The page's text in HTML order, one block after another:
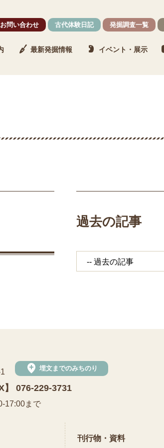
お問い合わせ 古代体験日記 発掘調査一覧
最新発掘情報 イベント・展示
過去の記事
add_location 埋文までのみちのり
】 076-229-3731
17:00まで
刊行物・資料